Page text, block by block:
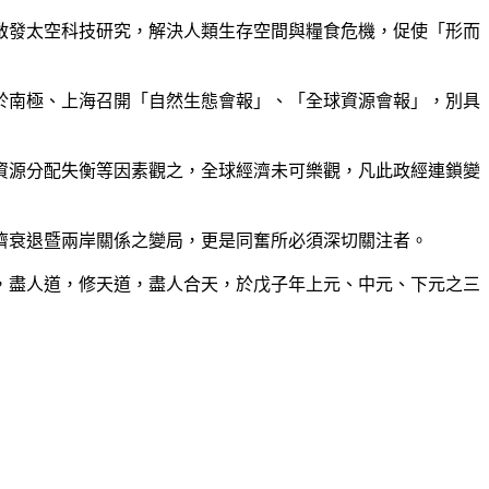
太空科技研究，解決人類生存空間與糧食危機，促使「形而
極、上海召開「自然生態會報」、「全球資源會報」，別具
分配失衡等因素觀之，全球經濟未可樂觀，凡此政經連鎖變
暨兩岸關係之變局，更是同奮所必須深切關注者。
道，修天道，盡人合天，於戊子年上元、中元、下元之三